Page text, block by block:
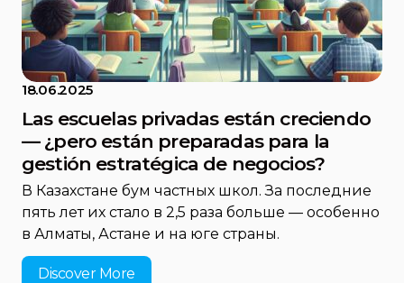
18.06.2025
Las escuelas privadas están creciendo
— ¿pero están preparadas para la
gestión estratégica de negocios?
В Казахстане бум частных школ. За последние
пять лет их стало в 2,5 раза больше — особенно
в Алматы, Астане и на юге страны.
Discover More